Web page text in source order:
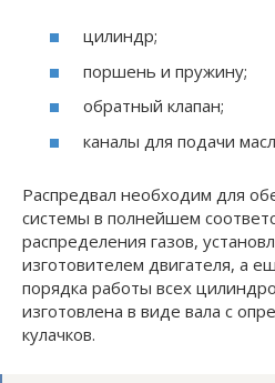
цилиндр;
поршень и пружину;
обратный клапан;
каналы для подачи
Распредвал необходим для
системы в полнейшем
распределения газов,
изготовителем двигателя, а
порядка работы всех
изготовлена в виде вала с
кулачков.